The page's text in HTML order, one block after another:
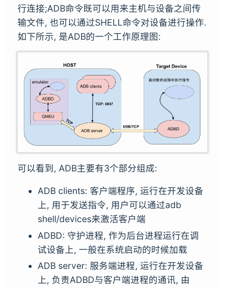
行连接;ADB命令既可以用来主机与设备之间传
输文件, 也可以通过SHELL命令对设备进行操作.
如下所示, 是ADB的一个工作原理图:
可以看到, ADB主要有3个部分组成:
ADB clients: 客户端程序, 运行在开发设备
上, 用于发送指令, 用户可以通过adb
shell/devices来激活客户端
ADBD: 守护进程, 作为后台进程运行在调
试设备上, 一般在系统启动的时候加载
ADB server: 服务端进程, 运行在开发设备
上, 负责ADBD与客户端进程的通讯, 由